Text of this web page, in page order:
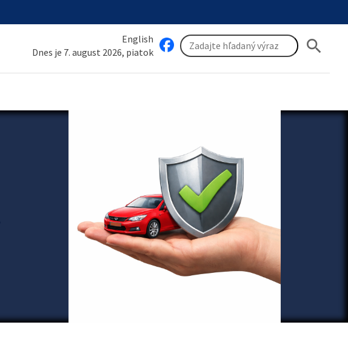
English
Dnes je 7. august 2026, piatok
search